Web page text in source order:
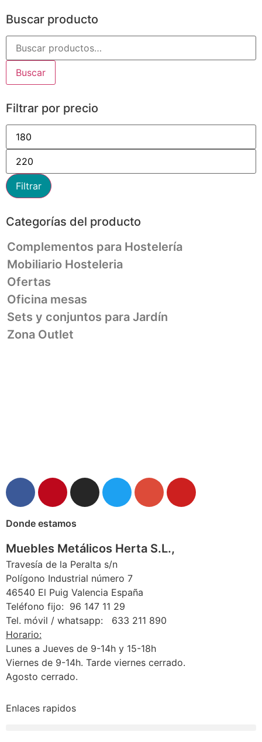
Buscar producto
Buscar
Filtrar por precio
Filtrar
Categorías del producto
Complementos para Hostelería
Mobiliario Hosteleria
Ofertas
Oficina mesas
Sets y conjuntos para Jardín
Zona Outlet
Donde estamos
Muebles Metálicos Herta S.L.,
Travesía de la Peralta s/n
Polígono Industrial número 7
46540 El Puig Valencia España
Teléfono fijo: 96 147 11 29
Tel. móvil / whatsapp: 633 211 890
Horario:
Lunes a Jueves de 9-14h y 15-18h
Viernes de 9-14h. Tarde viernes cerrado.
Agosto cerrado.
Enlaces rapidos